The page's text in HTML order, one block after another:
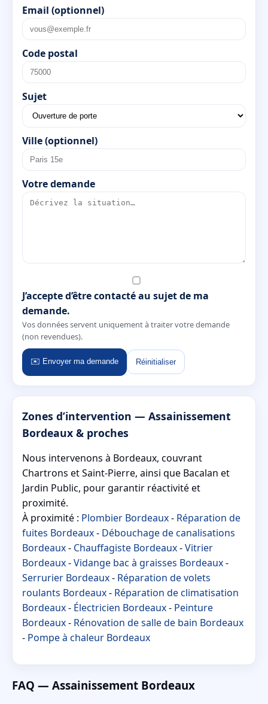
Email (optionnel)
Code postal
Sujet
Ville (optionnel)
Votre demande
J’accepte d’être contacté au sujet de ma
demande.
Vos données servent uniquement à traiter votre demande
(non revendues).
✉️ Envoyer ma demande Réinitialiser
Zones d’intervention — Assainissement
Bordeaux & proches
Nous intervenons à Bordeaux, couvrant
Chartrons et Saint-Pierre, ainsi que Bacalan et
Jardin Public, pour garantir réactivité et
proximité.
À proximité : Plombier Bordeaux- Réparation de
fuites Bordeaux- Débouchage de canalisations
Bordeaux- Chauffagiste Bordeaux-Vitrier
Bordeaux-Vidange bac à graisses Bordeaux-
Serrurier Bordeaux- Réparation de volets
roulants Bordeaux- Réparation de climatisation
Bordeaux- Électricien Bordeaux- Peinture
Bordeaux- Rénovation de salle de bain Bordeaux
- Pompe à chaleur Bordeaux
FAQ — Assainissement Bordeaux